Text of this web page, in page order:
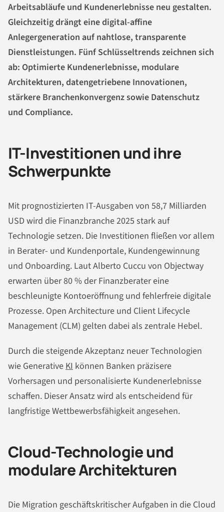
Arbeitsabläufe und Kundenerlebnisse neu gestalten.
Gleichzeitig drängt eine digital-affine
Anlegergeneration auf nahtlose, transparente
Dienstleistungen. Fünf Schlüsseltrends zeichnen sich
ab: Optimierte Kundenerlebnisse, modulare
Architekturen, datengetriebene Innovationen,
stärkere Branchenkonvergenz sowie Datenschutz
und Compliance.
IT-Investitionen und ihre
Schwerpunkte
Mit prognostizierten IT-Ausgaben von 58,7 Milliarden
USD wird die Finanzbranche 2025 stark auf
Technologie setzen. Die Investitionen fließen vor allem
in Berater- und Kundenportale, Kundengewinnung
und Onboarding. Laut Alberto Cuccu von Objectway
erwarten über 80 % der Finanzberater eine
beschleunigte Kontoeröffnung und fehlerfreie digitale
Prozesse. Open Architecture und Client Lifecycle
Management (CLM) gelten dabei als zentrale Hebel.
Durch die steigende Akzeptanz neuer Technologien
wie Generative KI können Banken präzisere
Vorhersagen und personalisierte Kundenerlebnisse
schaffen. Dieser Ansatz wird als entscheidend für
langfristige Wettbewerbsfähigkeit angesehen.
Cloud-Technologie und
modulare Architekturen
Die Migration geschäftskritischer Aufgaben in die Cloud